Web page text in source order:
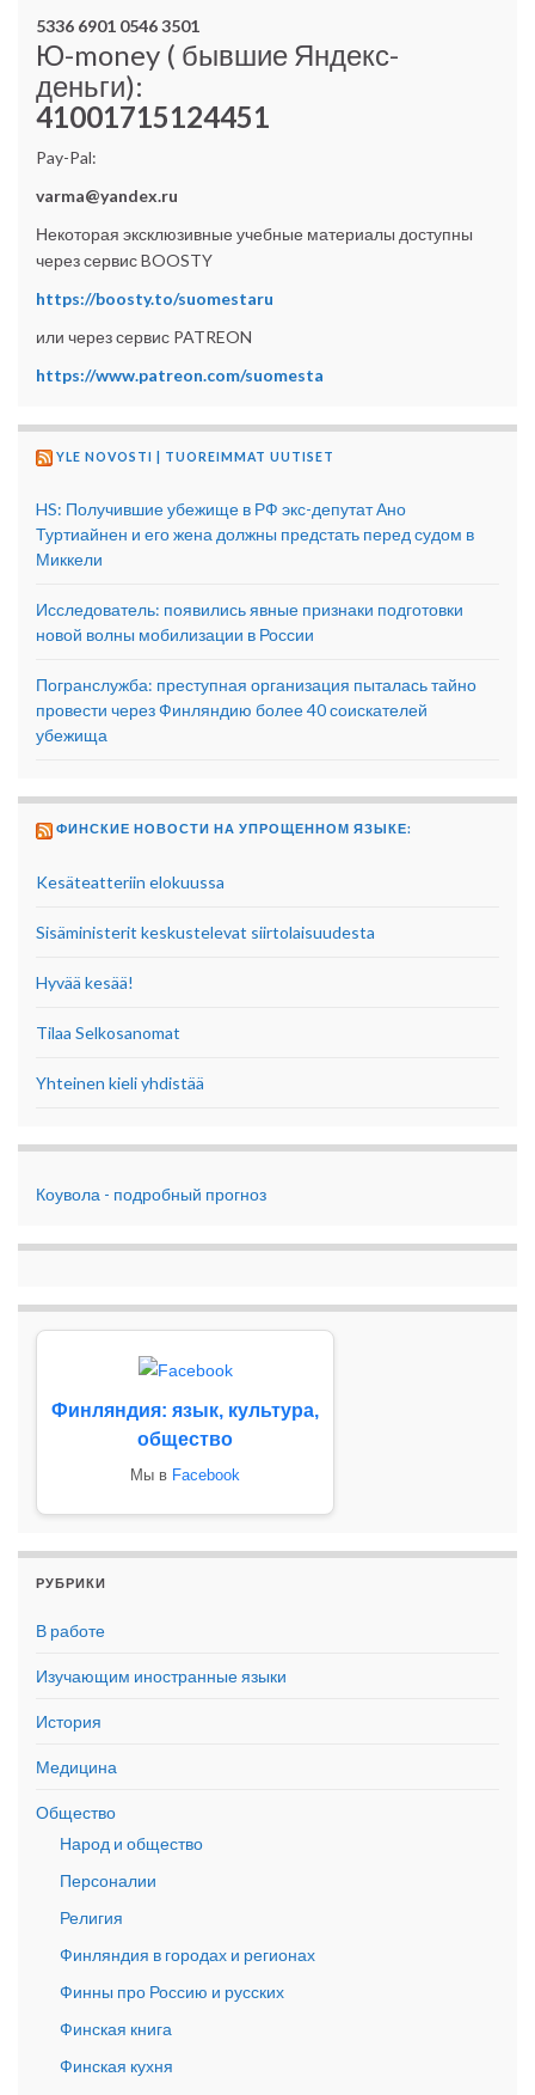
5336 6901 0546 3501
Ю-money ( бывшие Яндекс-
деньги):
41001715124451
Pay-Pal:
varma@yandex.ru
Некоторая эксклюзивные учебные материалы доступны
через сервис BOOSTY
https://boosty.to/suomestaru
или через сервис PATREON
https://www.patreon.com/suomesta
YLE NOVOSTI | TUOREIMMAT UUTISET
HS: Получившие убежище в РФ экс-депутат Ано
Туртиайнен и его жена должны предстать перед судом в
Миккели
Исследователь: появились явные признаки подготовки
новой волны мобилизации в России
Погранслужба: преступная организация пыталась тайно
провести через Финляндию более 40 соискателей
убежища
ФИНСКИЕ НОВОСТИ НА УПРОЩЕННОМ ЯЗЫКЕ:
Kesäteatteriin elokuussa
Sisäministerit keskustelevat siirtolaisuudesta
Hyvää kesää!
Tilaa Selkosanomat
Yhteinen kieli yhdistää
Коувола - подробный прогноз
Финляндия: язык, культура,
общество
Мы в Facebook
РУБРИКИ
В работе
Изучающим иностранные языки
История
Медицина
Общество
Народ и общество
Персоналии
Религия
Финляндия в городах и регионах
Финны про Россию и русских
Финская книга
Финская кухня